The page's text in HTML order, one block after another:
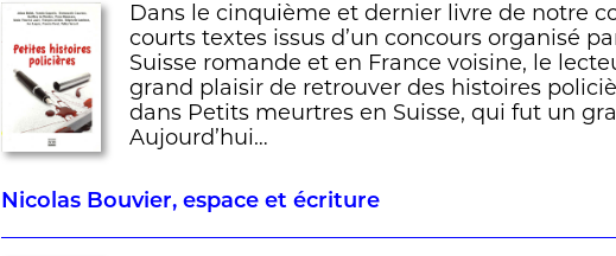
Dans le cinquième et dernier livre de notre
courts textes issus d’un concours organisé
Suisse romande et en France voisine, le
grand plaisir de retrouver des histoires
dans Petits meurtres en Suisse, qui fut un
Aujourd’hui…
Nicolas Bouvier, espace et écriture